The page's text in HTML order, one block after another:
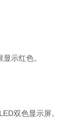
示红色。
双色显示屏。